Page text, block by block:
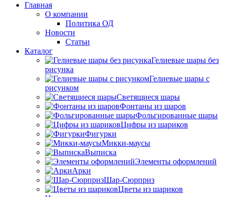
Главная
О компании
Политика ОД
Новости
Статьи
Каталог
Гелиевые шары без
рисунка
Гелиевые шары с
рисунком
Светящиеся шары
Фонтаны из шаров
Фольгированные шары
Цифры из шариков
Фигурки
Микки-маусы
Выписка
Элементы оформлений
Арки
Шар-Сюрприз
Цветы из шариков